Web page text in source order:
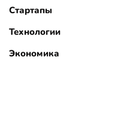
Стартапы
Технологии
Экономика